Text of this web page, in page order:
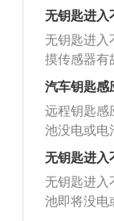
线良好的场
盒，用螺
遥控电路板
电子元件贴
的电烙铁拿
加固焊接。
遥控的控制
配。利用电
码。3、维
险、车载天
无钥匙进入
无钥匙进入
摸传感器有
手，观察门
用万用表
值，分析是
手触碰到传
汽车无法开
统失效。解
维修厂或
汽车钥匙感
远程钥匙感
池没电或电
或更换电池
块故障也
理厂或修理
是由于车上
无钥匙进入
无钥匙进入
池即将没电